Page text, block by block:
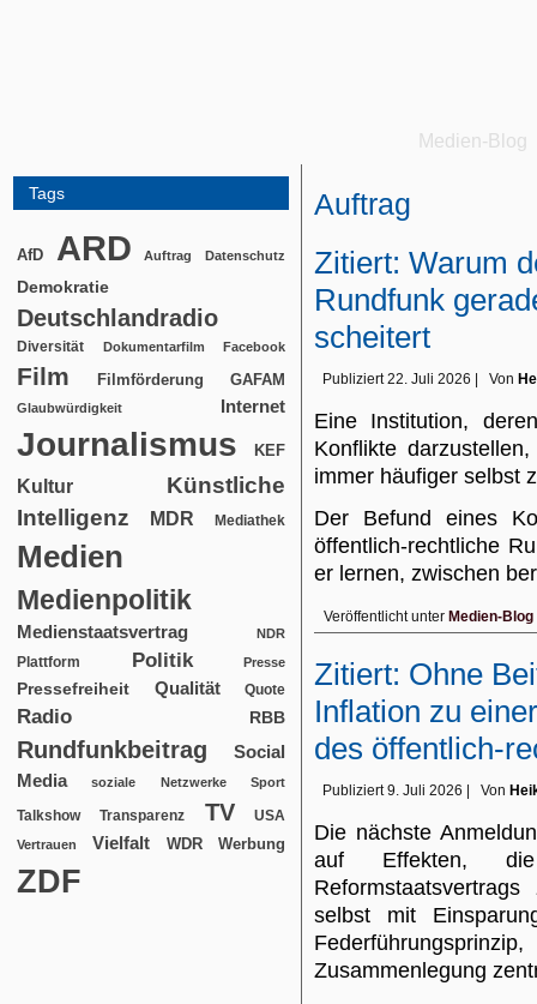
Medien-Blog
Tags
AfD ARD Auftrag Datenschutz
Demokratie
Deutschlandradio
Diversität Dokumentarfilm Facebook
Film Filmförderung GAFAM
Glaubwürdigkeit Internet
Journalismus KEF
Kultur
Künstliche
Intelligenz
MDR Mediathek
Medien
Medienpolitik
Medienstaatsvertrag NDR
Plattform Politik Presse
Pressefreiheit Qualität Quote
Radio RBB
Rundfunkbeitrag
Social
Media
soziale Netzwerke Sport
Talkshow Transparenz TV USA
Vertrauen Vielfalt WDR Werbung
ZDF
Auftrag
Zitiert: Warum
Rundfunk
scheitert
Publiziert 22. Juli 2026 Von
Eine Institution,
Konflikte
immer häufiger selbst
Der Befund eines
öffentlich-rechtliche
er lernen, zwischen
Veröffentlicht unter Medien-Blog
Zitiert: Ohne
Inflation zu
des öffentlich-
Publiziert 9. Juli 2026 Von
Die nächste
auf Effekten,
selbst mit
Zusammenlegung